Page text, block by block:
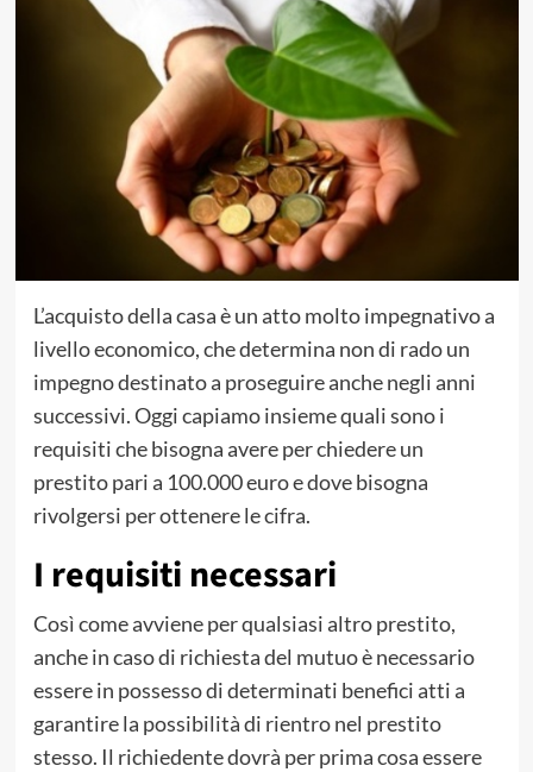
L’acquisto della casa è un atto molto impegnativo a
livello economico, che determina non di rado un
impegno destinato a proseguire anche negli anni
successivi. Oggi capiamo insieme quali sono i
requisiti che bisogna avere per chiedere un
prestito pari a 100.000 euro e dove bisogna
rivolgersi per ottenere le cifra.
I requisiti necessari
Così come avviene per qualsiasi altro prestito,
anche in caso di richiesta del mutuo è necessario
essere in possesso di determinati benefici atti a
garantire la possibilità di rientro nel prestito
stesso. Il richiedente dovrà per prima cosa essere